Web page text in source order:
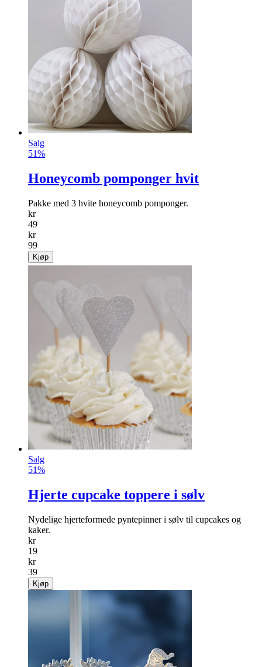
Salg
51%
Honeycomb pomponger hvit
Pakke med 3 hvite honeycomb pomponger.
kr
49
kr
99
Kjøp
Salg
51%
Hjerte cupcake toppere i sølv
Nydelige hjerteformede pyntepinner i sølv til cupcakes og
kaker.
kr
19
kr
39
Kjøp